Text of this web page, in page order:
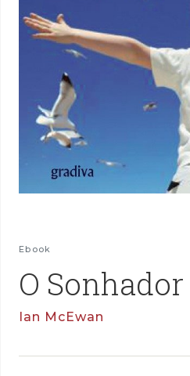
Ebook
O
Ian McEwan